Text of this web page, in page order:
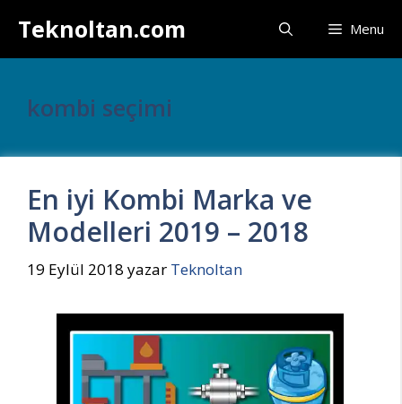
atlaTeknoltan.com Menu
kombi seçimi
En iyi Kombi Marka ve
Modelleri 2019 – 2018
19 Eylül 2018 yazar Teknoltan